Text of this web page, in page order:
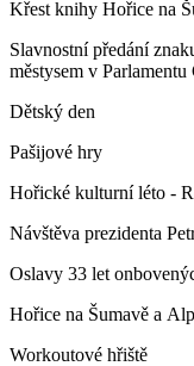
Křest knihy Hořice na
Slavnostní předání
městysem v Parlamentu
Dětský den
Pašijové hry
Hořické kulturní léto -
Návštěva prezidenta
Oslavy 33 let
Hořice na Šumavě a
Workoutové hřiště